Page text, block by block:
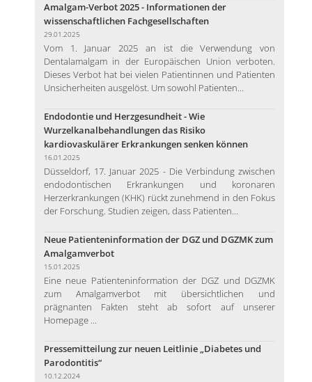
Amalgam-Verbot 2025 - Informationen der
wissenschaftlichen Fachgesellschaften
29.01.2025
Vom 1. Januar 2025 an ist die Verwendung von
Dentalamalgam in der Europäischen Union verboten.
Dieses Verbot hat bei vielen Patientinnen und Patienten
Unsicherheiten ausgelöst. Um sowohl Patienten...
Endodontie und Herzgesundheit - Wie
Wurzelkanalbehandlungen das Risiko
kardiovaskulärer Erkrankungen senken können
16.01.2025
Düsseldorf, 17. Januar 2025 - Die Verbindung zwischen
endodontischen Erkrankungen und koronaren
Herzerkrankungen (KHK) rückt zunehmend in den Fokus
der Forschung. Studien zeigen, dass Patienten...
Neue Patienteninformation der DGZ und DGZMK zum
Amalgamverbot
15.01.2025
Eine neue Patienteninformation der DGZ und DGZMK
zum Amalgamverbot mit übersichtlichen und
prägnanten Fakten steht ab sofort auf unserer
Homepage ...
Pressemitteilung zur neuen Leitlinie „Diabetes und
Parodontitis“
10.12.2024